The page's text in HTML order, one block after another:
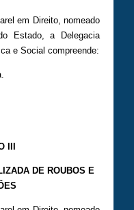
em Direito, nomeado
Estado, a Delegacia
e Social compreende:
III
DE ROUBOS E